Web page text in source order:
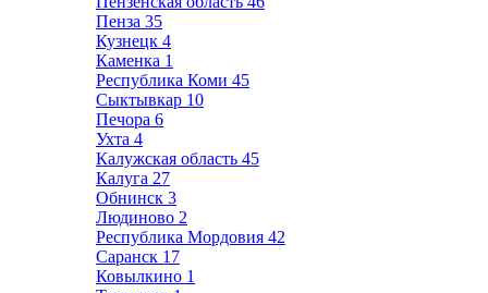
Пенза 35
Кузнецк 4
Каменка 1
Республика Коми 45
Сыктывкар 10
Печора 6
Ухта 4
Калужская область 45
Калуга 27
Обнинск 3
Людиново 2
Республика Мордовия 42
Саранск 17
Ковылкино 1